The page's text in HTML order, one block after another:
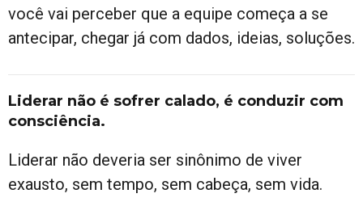
você vai perceber que a equipe começa a se
antecipar, chegar já com dados, ideias, soluções.
Liderar não é sofrer calado, é conduzir com
consciência.
Liderar não deveria ser sinônimo de viver
exausto, sem tempo, sem cabeça, sem vida.